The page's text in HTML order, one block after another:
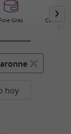
Foie Gras
Comida
hoy